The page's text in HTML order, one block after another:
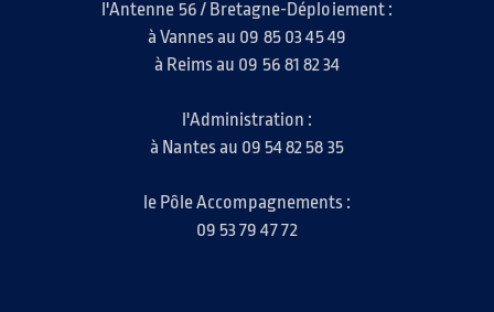
l'Antenne 56 / Bretagne-Déploiement :
à Vannes au 09 85 03 45 49
à Reims au 09 56 81 82 34
l'Administration :
à Nantes au 09 54 82 58 35
le Pôle Accompagnements :
09 53 79 47 72